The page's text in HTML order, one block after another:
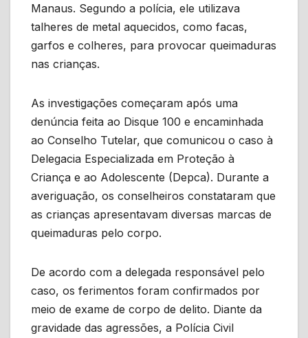
Manaus. Segundo a polícia, ele utilizava
talheres de metal aquecidos, como facas,
garfos e colheres, para provocar queimaduras
nas crianças.
As investigações começaram após uma
denúncia feita ao Disque 100 e encaminhada
ao Conselho Tutelar, que comunicou o caso à
Delegacia Especializada em Proteção à
Criança e ao Adolescente (Depca). Durante a
averiguação, os conselheiros constataram que
as crianças apresentavam diversas marcas de
queimaduras pelo corpo.
De acordo com a delegada responsável pelo
caso, os ferimentos foram confirmados por
meio de exame de corpo de delito. Diante da
gravidade das agressões, a Polícia Civil